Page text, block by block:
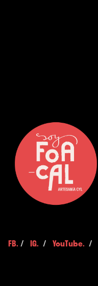
FB. / IG. / YouTube. /